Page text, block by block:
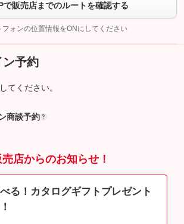
ボタンをタップして問い合わせを
さい。
こちら
で販売店までのルートを確認する
フォンの位置情報をONにしてください
ン予約
てください。
商談予約 ?
売店からのお知らせ！
る！カタログギフトプレゼント